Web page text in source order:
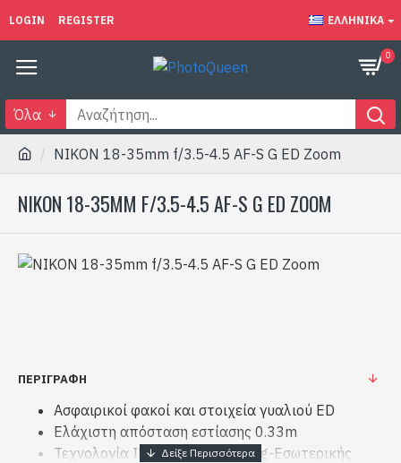
LOGIN REGISTER ΕΛΛΗΝΙΚΆ
0
Όλα
NIKON 18-35mm f/3.5-4.5 AF-S G ED Zoom
NIKON 18-35MM F/3.5-4.5 AF-S G ED ZOOM
ΠΕΡΙΓΡΑΦΉ
Ασφαιρικοί φακοί και στοιχεία γυαλιού ED
Ελάχιστη απόσταση εστίασης 0.33m
Τεχνολογία IF (Internal Focusing-Εσωτερικής